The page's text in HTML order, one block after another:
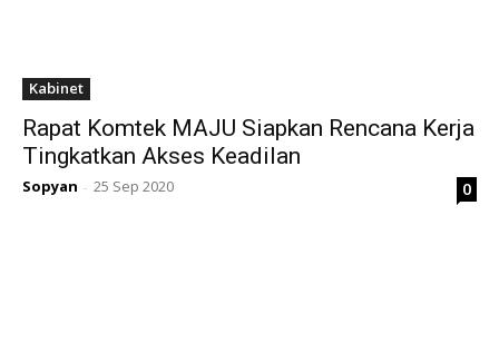
Kabinet
Rapat Komtek MAJU Siapkan Rencana Kerja
Tingkatkan Akses Keadilan
Sopyan - 25 Sep 2020 0